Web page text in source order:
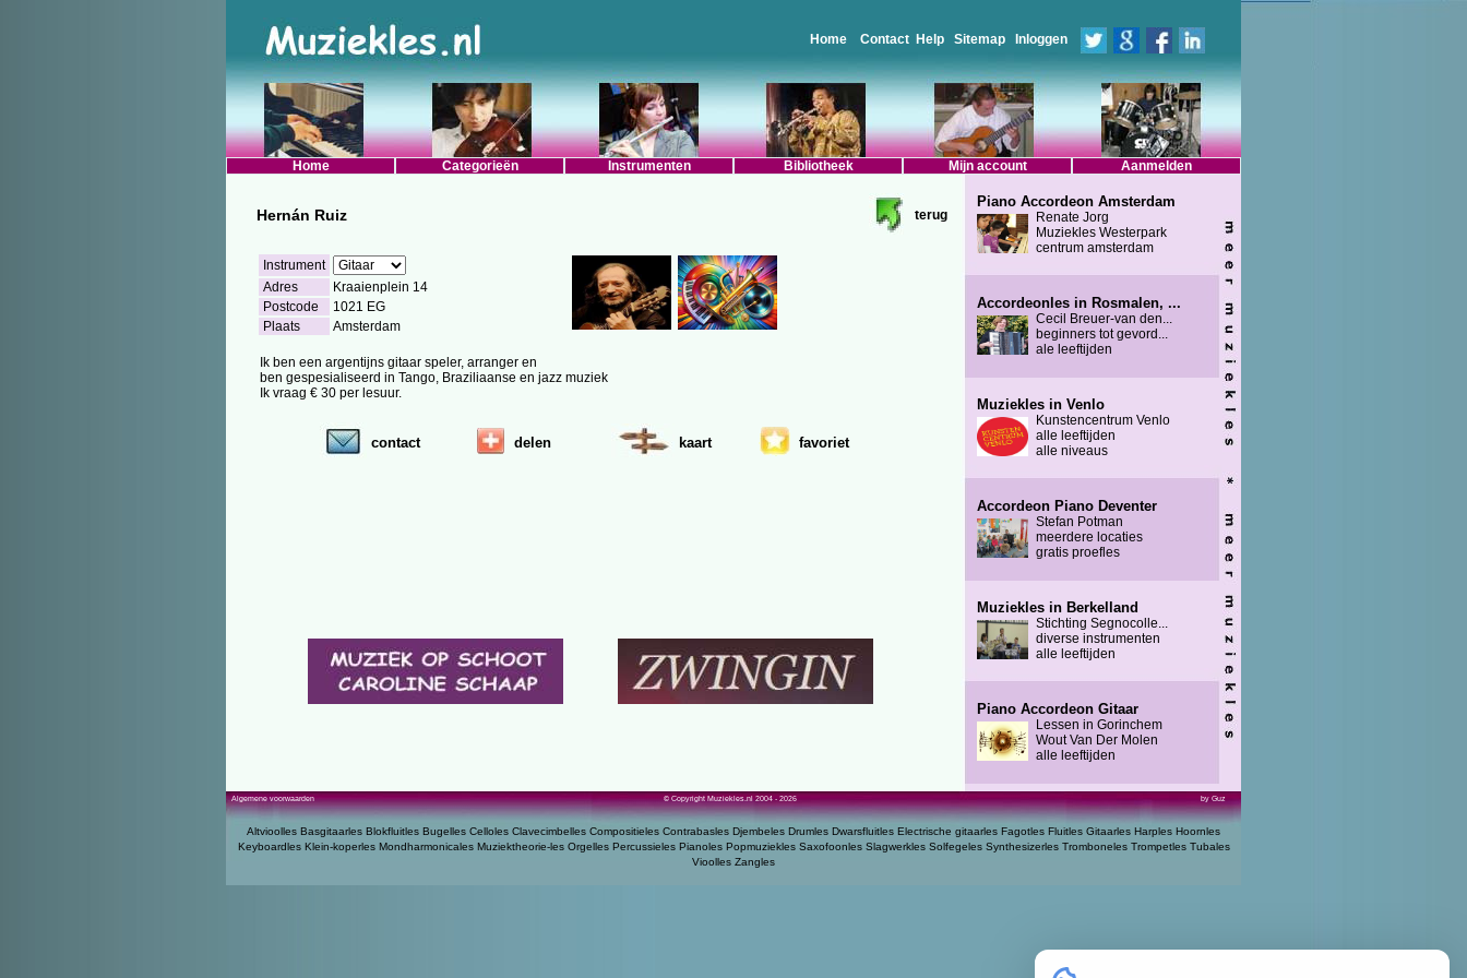
Home Contact Help Sitemap Inloggen
Home Categorieën Instrumenten Bibliotheek Mijn account Aanmelden
Hernán Ruiz terug
Instrument
Adres
Kraaienplein 14
Postcode
1021 EG
Plaats
Amsterdam
Ik ben een argentijns gitaar speler, arranger en
ben gespesialiseerd in Tango, Braziliaanse en jazz muziek
Ik vraag € 30 per lesuur.
contact delen kaart favoriet
Piano Accordeon Amsterdam
Renate Jorg
Muziekles Westerpark
centrum amsterdam
Accordeonles in Rosmalen, ...
Cecil Breuer-van den...
beginners tot gevord...
ale leeftijden
Muziekles in Venlo
Kunstencentrum Venlo
alle leeftijden
alle niveaus
Accordeon Piano Deventer
Stefan Potman
meerdere locaties
gratis proefles
Muziekles in Berkelland
Stichting Segnocolle...
diverse instrumenten
alle leeftijden
Piano Accordeon Gitaar
Lessen in Gorinchem
Wout Van Der Molen
alle leeftijden
Algemene voorwaarden © Copyright Muziekles.nl 2004 - 2026 by Guz
Altvioolles Basgitaarles Blokfluitles Bugelles Celloles Clavecimbelles Compositieles Contrabasles Djembeles Drumles Dwarsfluitles Electrische gitaarles Fagotles Fluitles Gitaarles Harples Hoornles
Keyboardles Klein-koperles Mondharmonicales Muziektheorie-les Orgelles Percussieles Pianoles Popmuziekles Saxofoonles Slagwerkles Solfegeles Synthesizerles Tromboneles Trompetles Tubales
Vioolles Zangles